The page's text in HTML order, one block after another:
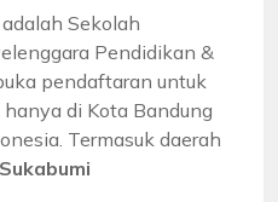
adalah Sekolah
Pendidikan &
pendaftaran untuk
di Kota Bandung
Termasuk daerah